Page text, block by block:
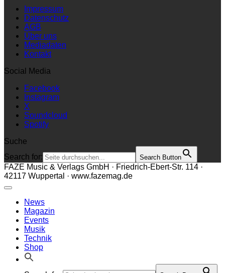
Impressum
Datenschutz
AGB
Über uns
Mediadaten
Kontakt
Social Media
Facebook
Instagram
X
Soundcloud
Spotify
Suche
Search for:
Search Button
FAZE Music & Verlags GmbH · Friedrich-Ebert-Str. 114 ·
42117 Wuppertal · www.fazemag.de
News
Magazin
Events
Musik
Technik
Shop